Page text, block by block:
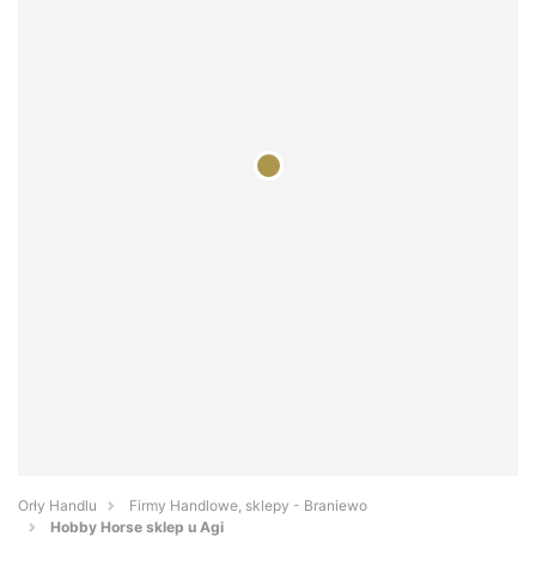
Orły Handlu
Firmy Handlowe, sklepy - Braniewo
Hobby Horse sklep u Agi